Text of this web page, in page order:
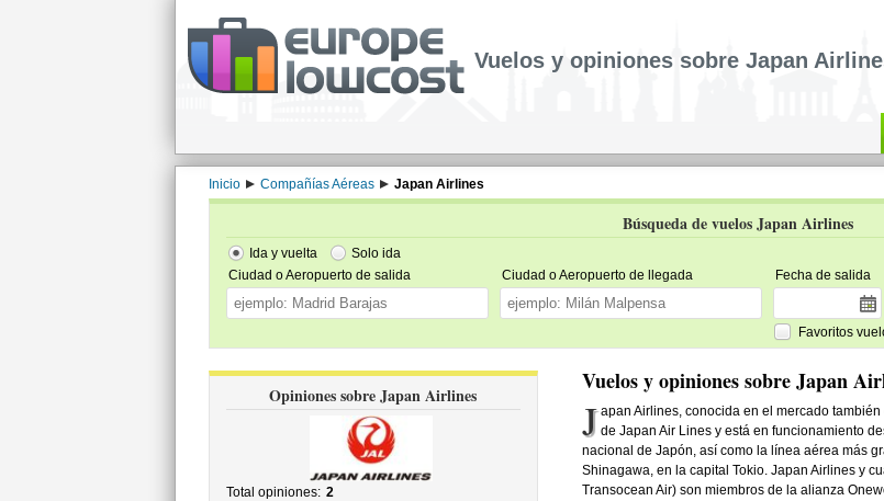
Vuelos y opiniones sobre Japan
Inicio Compañías Aéreas Japan Airlines
Búsqueda de vuelos Japan Airlines
Ida y vuelta
Solo ida
Ciudad o Aeropuerto de salida
Ciudad o Aeropuerto de llegada Fecha de salida
Favoritos
Opiniones sobre Japan Airlines
Total opiniones: 2
Vuelos y opiniones sobre Japan
J apan Airlines, conocida en el mercado
de Japan Air Lines y está en funcionamiento
nacional de Japón, así como la línea aérea más
Shinagawa, en la capital Tokio. Japan Airlines y
Transocean Air) son miembros de la alianza